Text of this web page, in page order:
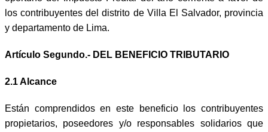
los contribuyentes del distrito de Villa El Salvador, provincia
y departamento de Lima.
Artículo Segundo.- DEL BENEFICIO TRIBUTARIO
2.1 Alcance
Están comprendidos en este beneficio los contribuyentes
propietarios, poseedores y/o responsables solidarios que